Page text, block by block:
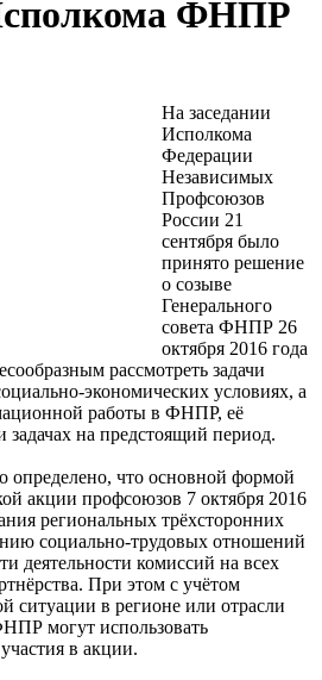
ФНПР
На заседании
Исполкома
Федерации
Независимых
Профсоюзов
России 21
сентября было
принято решение
о созыве
Генерального
совета ФНПР 26
октября 2016 года
рассмотреть задачи
экономических условиях, а
работы в ФНПР, её
задачах на предстоящий период.
что основной формой
акции профсоюзов 7 октября 2016
региональных трёхсторонних
социально-трудовых отношений
деятельности комиссий на всех
При этом с учётом
ситуации в регионе или отрасли
могут использовать
в акции.